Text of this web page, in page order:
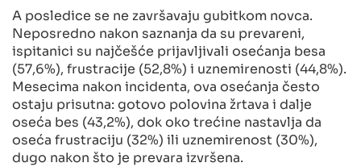
A posledice se ne završavaju gubitkom novca.
Neposredno nakon saznanja da su prevareni,
ispitanici su najčešće prijavljivali osećanja besa
(57,6%), frustracije (52,8%) i uznemirenosti (44,8%).
Mesecima nakon incidenta, ova osećanja često
ostaju prisutna: gotovo polovina žrtava i dalje
oseća bes (43,2%), dok oko trećine nastavlja da
oseća frustraciju (32%) ili uznemirenost (30%),
dugo nakon što je prevara izvršena.